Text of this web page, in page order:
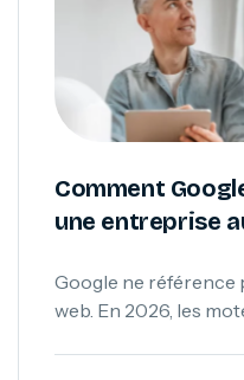
Comment
une entreprise
Google ne référence
web. En 2026, les